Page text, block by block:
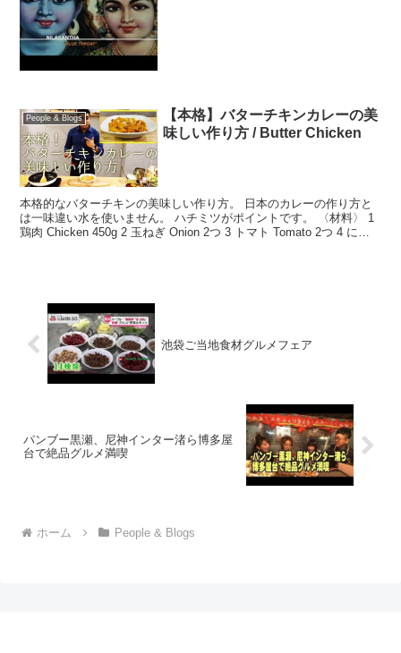
People & Blogs
【本格】バターチキンカレーの美
味しい作り方 / Butter Chicken
本格的なバターチキンの美味しい作り方。 日本のカレーの作り方と
は一味違い水を使いません。 ハチミツがポイントです。 〈材料〉 1
鶏肉 Chicken 450g 2 玉ねぎ Onion 2つ 3 トマト Tomato 2つ 4 にん
池袋ご当地食材グルメフェア
パンブー黒瀬、尼神インター渚ら博多屋
台で絶品グルメ満喫
ホーム People & Blogs